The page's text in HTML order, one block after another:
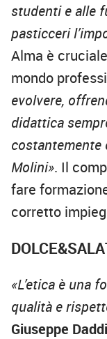
studenti e alle
pasticceri
Alma è
mondo
evolvere,
didattica
costantemente
Molini». Il
fare
corretto
«L’etica è una
qualità e
Giuseppe